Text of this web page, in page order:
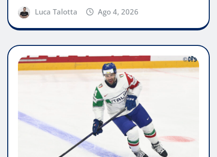
Luca Talotta Ago 4, 2026